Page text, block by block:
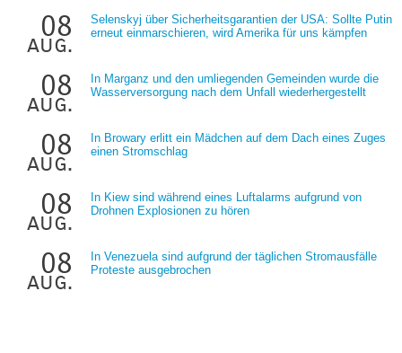
08
aug.
Selenskyj über Sicherheitsgarantien der USA: Sollte Putin
erneut einmarschieren, wird Amerika für uns kämpfen
08
aug.
In Marganz und den umliegenden Gemeinden wurde die
Wasserversorgung nach dem Unfall wiederhergestellt
08
aug.
In Browary erlitt ein Mädchen auf dem Dach eines Zuges
einen Stromschlag
08
aug.
In Kiew sind während eines Luftalarms aufgrund von
Drohnen Explosionen zu hören
08
aug.
In Venezuela sind aufgrund der täglichen Stromausfälle
Proteste ausgebrochen